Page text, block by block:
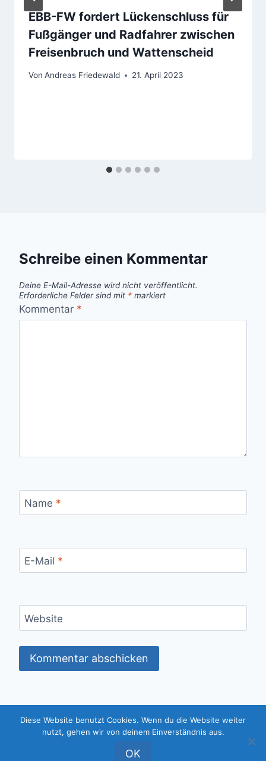
EBB-FW fordert Lückenschluss für
Fußgänger und Radfahrer zwischen
Freisenbruch und Wattenscheid
Von Andreas Friedewald 21. April 2023
Schreibe einen Kommentar
Deine E-Mail-Adresse wird nicht veröffentlicht.
Erforderliche Felder sind mit * markiert
Kommentar *
Name *
E-Mail *
Website
© 2026 Essener Bürger Bündnis (EBB) -
Diese Website benutzt Cookies. Wenn du die Website weiter
nutzt, gehen wir von deinem Einverständnis aus.
OK